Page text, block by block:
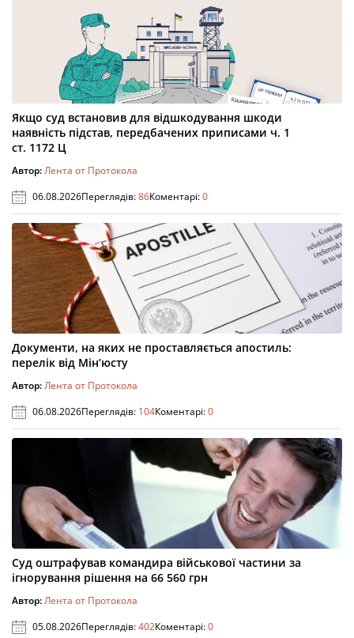
Якщо суд встановив для відшкодування шкоди
наявність підстав, передбачених приписами ч. 1
ст. 1172 Ц
Автор:Лента от Протокола
06.08.2026Переглядів:86Коментарі:0
Документи, на яких не проставляється апостиль:
перелік від Мін’юсту
Автор:Лента от Протокола
06.08.2026Переглядів: 104Коментарі:0
Суд оштрафував командира військової частини за
ігнорування рішення на 66 560 грн
Автор:Лента от Протокола
05.08.2026Переглядів:402Коментарі:0